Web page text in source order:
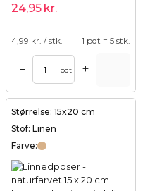
24,95 kr.
4,99 kr. / stk. 1 pqt = 5 stk.
– pqt +
Størrelse: 15x20 cm
Stof: Linen
Farve: